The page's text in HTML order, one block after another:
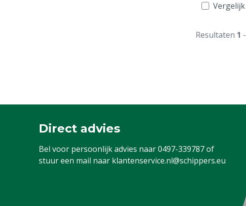
Vergelijk
Resultaten 1 -
Direct advies
Bel voor persoonlijk advies naar0497-339787of
stuur een mail naar klantenservice.nl@schippers.eu